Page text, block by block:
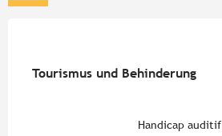
Tourismus und Behinderung
Tourismus und Behinderung
Handicap auditif